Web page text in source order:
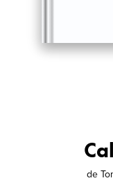
de